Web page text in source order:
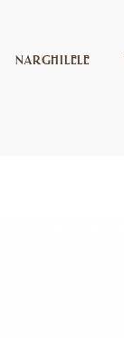
NARGHILELE